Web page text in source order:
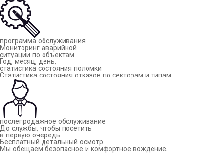
программа обслуживания
Мониторинг аварийной
ситуации по объектам
Год, месяц, день,
статистика состояния поломки
Статистика состояния отказов по секторам и типам
послепродажное обслуживание
До службы, чтобы посетить
в первую очередь
Бесплатный детальный осмотр
Мы обещаем безопасное и комфортное вождение.